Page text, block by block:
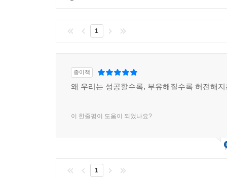
1
종이책
왜 우리는 성공할수록, 부유해질수록 허전해
이 한줄평이 도움이 되었나요?
1